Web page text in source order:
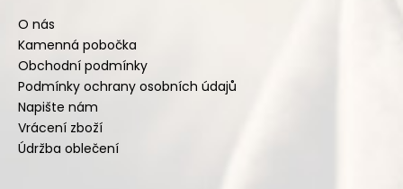
O nás
Kamenná pobočka
Obchodní podmínky
Podmínky ochrany osobních údajů
Napište nám
Vrácení zboží
Údržba oblečení